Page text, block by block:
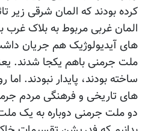
کرده بودند که المان شرقی زیر
المان غربی مربوط به بلاک
های آیدیولوژیک هم جریان
ملت جرمنی باهم یکجا شدند.
ساخته بودند، پایدار نبودند.
های تاریخی و فرهنگی مردم
دو ملت جرمنی دوباره به یک